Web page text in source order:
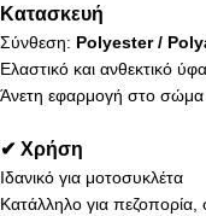
Κατασκευή
Σύνθεση: Polyester /
Ελαστικό και ανθεκτικό
Άνετη εφαρμογή στο σώμα
✔ Χρήση
Ιδανικό για μοτοσυκλέτα
Κατάλληλο για πεζοπορία,